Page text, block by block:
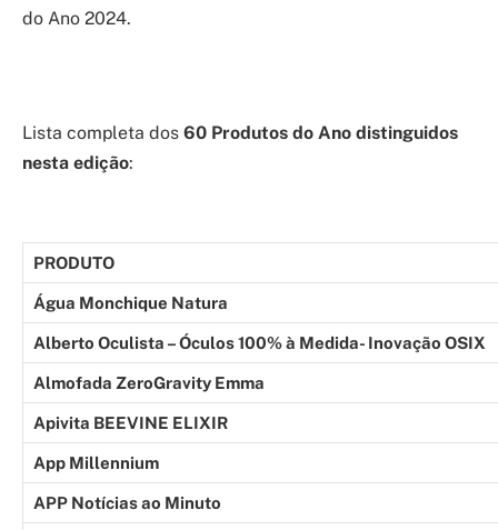
do Ano 2024.
Lista completa dos 60 Produtos do Ano distinguidos
nesta edição:
PRODUTO
Água Monchique Natura
Alberto Oculista – Óculos 100% à Medida- Inovação OSIX
Almofada ZeroGravity Emma
Apivita BEEVINE ELIXIR
App Millennium
APP Notícias ao Minuto